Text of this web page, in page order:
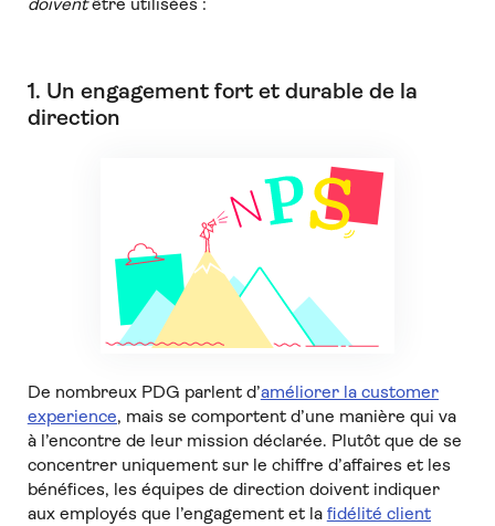
doiventêtre utilisées :
1. Un engagement fort et durable de la
direction
De nombreux PDG parlent d’améliorer la customer
experience, mais se comportent d’une manière qui va
à l’encontre de leur mission déclarée. Plutôt que de se
concentrer uniquement sur le chiffre d’affaires et les
bénéfices, les équipes de direction doivent indiquer
aux employés que l’engagement et la fidélité client